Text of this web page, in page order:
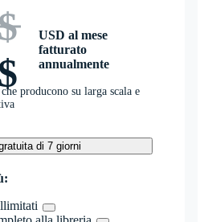
USD al mese
fatturato
annualmente
producono su larga scala e
di 7 giorni